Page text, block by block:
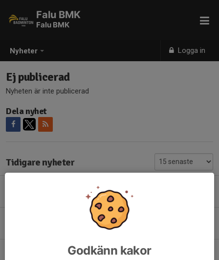
Nyheter Logga in
Falu BMK
Falu BMK
Ej publicerad
Nyheten är inte publicerad
Dela nyhet
Tidigare nyheter
Sommarträning 2026
0
Klubbkläder nu beställningsbara
Klubbresa 2026 skjuts fram
Godkänn kakor